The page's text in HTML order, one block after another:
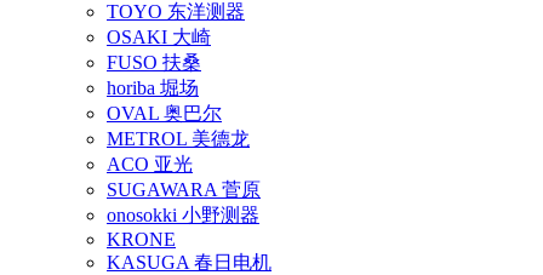
TOYO 东洋测器
OSAKI 大崎
FUSO 扶桑
horiba 堀场
OVAL 奥巴尔
METROL 美德龙
ACO 亚光
SUGAWARA 菅原
onosokki 小野测器
KRONE
KASUGA 春日电机